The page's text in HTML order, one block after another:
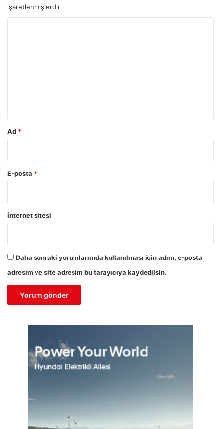
işaretlenmişlerdir
Ad *
E-posta *
İnternet sitesi
Daha sonraki yorumlarımda kullanılması için adım, e-posta
adresim ve site adresim bu tarayıcıya kaydedilsin.